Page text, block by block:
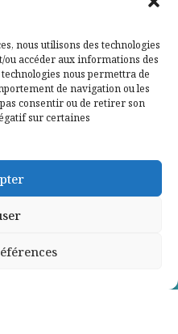
nous utilisons des technologies
ou accéder aux informations des
nous permettra de
de navigation ou les
consentir ou de retirer son
sur certaines